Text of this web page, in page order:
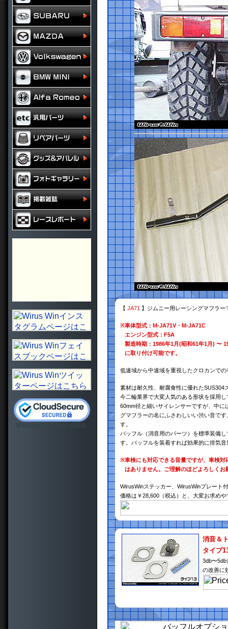
【 JA71 】ジムニー用レーシングマフラー
※車体型式：M-JA71V・M-JA71C
エンジン型式：F5A
製造時期：1986年1月(昭和61年1月) 〜
に取り付け可能です。
低速域から中速域を重視したクロカンで
素材は耐久性、耐腐食性に優れたSUS304
今二輪業界で大変人気のある形状を採用
60mm径と細いサイレンサーですが、中
グマフラーの名にふさわしいい渋い音で
す。
バッフル（消音用のパーツ）を標準装備
す。バッフルを装着すれば効果的に排気
※車検にも対応できる音量ですが、車検
はありません。ご理解のほどよろしくお
WirusWinステッカー、WirusWinプレート
価格は￥28,600（税込）と、大変お求め
消音＆
タイプ
3db〜
の改善に